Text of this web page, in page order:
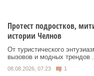
Протест подростков,
истории Челнов
От туристического
вызовов и модных трендов
08.08.2026, 07:23 1